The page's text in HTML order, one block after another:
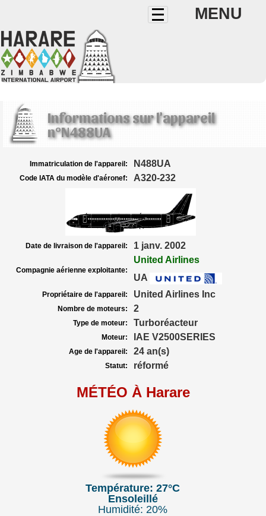
MENU
Informations sur l'appareil
n°N488UA
Immatriculation de l'appareil: N488UA
Code IATA du modèle d'aéronef: A320-232
Date de livraison de l'appareil: 1 janv. 2002
Compagnie aérienne exploitante:
United Airlines
UA
Propriétaire de l'appareil: United Airlines Inc
Nombre de moteurs: 2
Type de moteur: Turboréacteur
Moteur: IAE V2500SERIES
Age de l'appareil: 24 an(s)
Statut: réformé
MÉTÉO À Harare
Température: 27°C
Ensoleillé
Humidité: 20%